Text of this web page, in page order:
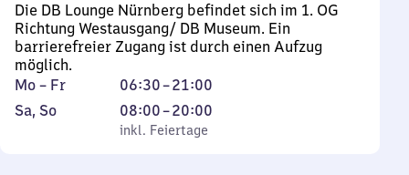
Die DB Lounge Nürnberg befindet sich im 1. OG
Richtung Westausgang/ DB Museum. Ein
barrierefreier Zugang ist durch einen Aufzug
möglich.
Montag
bis
Mo – Fr 06:30–21:00
Von
6
Uhr
Samstag
Sa, So,
inkl. Feiertage
08:00–20:00
Von
8
inkl. Feiertage